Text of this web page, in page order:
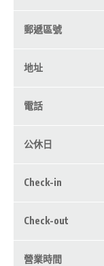
郵遞區號
地址
電話
公休日
Check-in
Check-out
營業時間